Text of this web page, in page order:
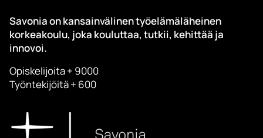
Savonia on kansainvälinen työelämäläheinen
korkeakoulu, joka kouluttaa, tutkii, kehittää ja
innovoi.
Opiskelijoita + 9000
Työntekijöitä + 600